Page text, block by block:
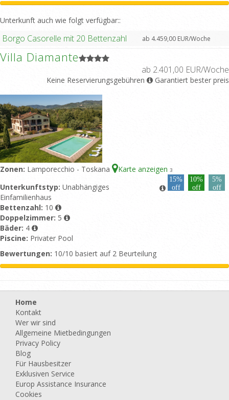
Unterkunft auch wie folgt verfügbar::
Borgo Casorelle mit 20 Bettenzahl ab 4.459,00 EUR/Woche
Villa Diamante
ab 2.401,00 EUR/Woche
Keine Reservierungsgebühren Garantiert bester preis
Zonen: Lamporecchio - Toskana Karte anzeigen 3
15%
off
10%
off
5%
off
Unterkunftstyp: Unabhängiges
Einfamilienhaus
Bettenzahl: 10
Doppelzimmer: 5
Bäder: 4
Piscine: Privater Pool
Bewertungen: 10/10 basiert auf 2 Beurteilung
Home
Kontakt
Wer wir sind
Allgemeine Mietbedingungen
Privacy Policy
Blog
Für Hausbesitzer
Exklusiven Service
Europ Assistance Insurance
Cookies